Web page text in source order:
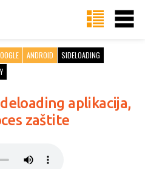
ANDROID
SIDELOADING
aplikacija,
zaštite